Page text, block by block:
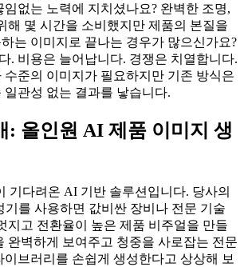
임없는 노력에 지치셨나요? 완벽한 조명,
해 몇 시간을 소비했지만 제품의 본질을
는 이미지로 끝나는 경우가 많으신가요?
. 비용은 늘어납니다. 경쟁은 치열합니다.
수준의 이미지가 필요하지만 기존 방식은
일관성 없는 결과를 낳습니다.
: 올인원 AI 제품 이미지 생
기다려온 AI 기반 솔루션입니다. 당사의
를 사용하면 값비싼 장비나 전문 기술
지고 전환율이 높은 제품 비주얼을 만들
완벽하게 보여주고 청중을 사로잡는 전문
이브러리를 손쉽게 생성한다고 상상해 보